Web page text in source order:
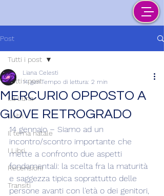
Post
Tutti i post
La Luna
Lilith
Il tema natale
I Libri
Recensioni
Transiti
Tutti i post
MERCURIO OPPOSTO A
GIOVE RETROGRADO
Liana Celesti
14 genTempo di lettura: 2 min
14 gennaio – Siamo ad un
incontro/scontro importante che
mette a confronto due aspetti
fondamentali: la scelta fra la maturità
e saggezza tipica soprattutto delle
persone avanti con l'età o dei genitori,